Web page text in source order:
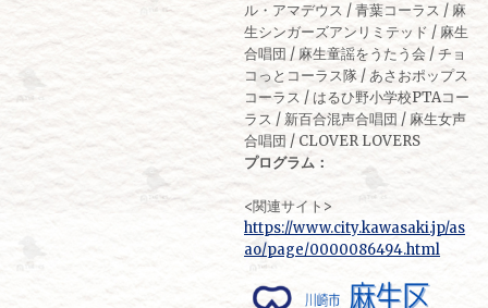
ル・アマデウス / 青葉コーラス / 麻
生シンガーズアンリミテッド / 麻生
合唱団 / 麻生童謡をうたう会 / チョ
コっとコーラス隊 / あさおポップス
コーラス / はるひ野小学校PTAコー
ラス / 新百合混声合唱団 / 麻生女声
合唱団 / CLOVER LOVERS
プログラム：
<関連サイト>
https://www.city.kawasaki.jp/as
ao/page/0000086494.html